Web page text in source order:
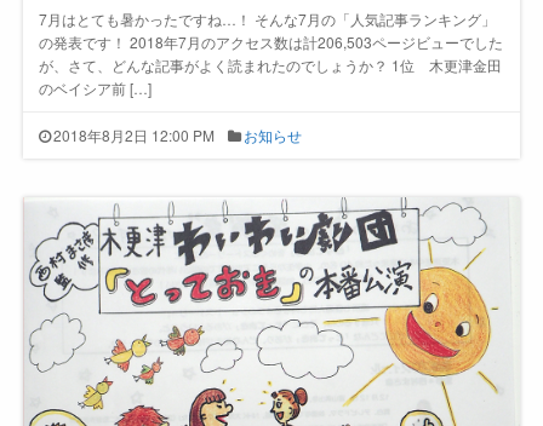
7月はとても暑かったですね…！ そんな7月の「人気記事ランキング」
の発表です！ 2018年7月のアクセス数は計206,503ページビューでした
が、さて、どんな記事がよく読まれたのでしょうか？ 1位 木更津金田
のベイシア前 […]
2018年8月2日 12:00 PM お知らせ